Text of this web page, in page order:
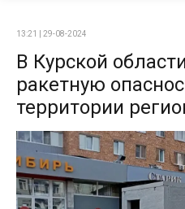
13:21 | 29-08-2024
В Курской
ракетную
территории